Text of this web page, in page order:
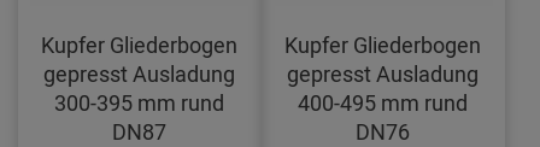
Kupfer Gliederbogen
gepresst Ausladung
300-395 mm rund
DN87
Kupfer Gliederbogen
gepresst Ausladung
400-495 mm rund
DN76